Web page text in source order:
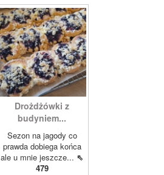
Drożdżówki z
budyniem...
Sezon na jagody co
prawda dobiega końca
ale u mnie jeszcze... ⇖
479